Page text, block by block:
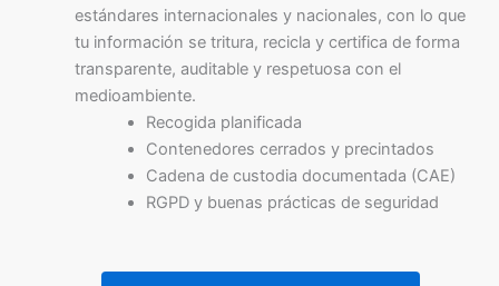
estándares internacionales y nacionales, con lo que
tu información se tritura, recicla y certifica de forma
transparente, auditable y respetuosa con el
medioambiente.
Recogida planificada
Contenedores cerrados y precintados
Cadena de custodia documentada (CAE)
RGPD y buenas prácticas de seguridad